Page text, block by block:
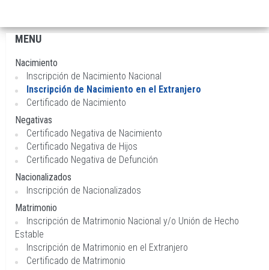
Navegación
principal
MENU
Nacimiento
Inscripción de Nacimiento Nacional
Inscripción de Nacimiento en el Extranjero
Certificado de Nacimiento
Negativas
Certificado Negativa de Nacimiento
Certificado Negativa de Hijos
Certificado Negativa de Defunción
Nacionalizados
Inscripción de Nacionalizados
Matrimonio
Inscripción de Matrimonio Nacional y/o Unión de Hecho
Estable
Inscripción de Matrimonio en el Extranjero
Certificado de Matrimonio